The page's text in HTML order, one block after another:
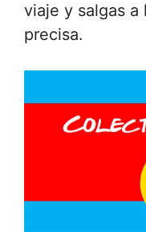
viaje y salgas
precisa.